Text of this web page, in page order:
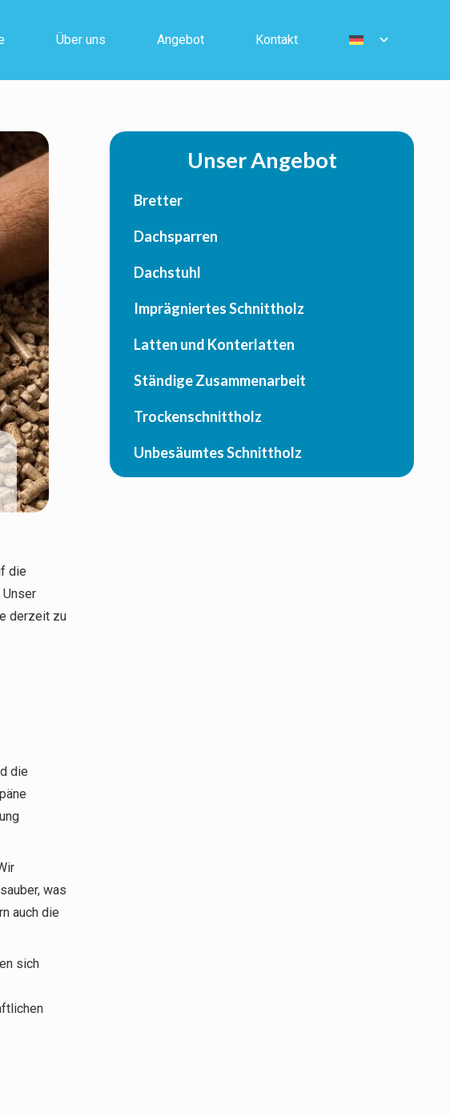
Über uns Angebot Kontakt
die
derzeit zu
die
was
auch die
sich
Unser Angebot
Bretter
Dachsparren
Dachstuhl
Imprägniertes Schnittholz
Latten und Konterlatten
Ständige Zusammenarbeit
Trockenschnittholz
Unbesäumtes Schnittholz